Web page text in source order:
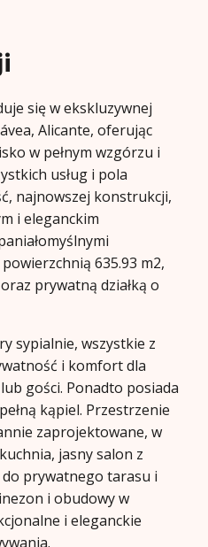
się w ekskluzywnej
Alicante, oferując
w pełnym wzgórzu i
usług i pola
najnowszej konstrukcji,
i eleganckim
635.93 m2,
prywatną działką o
sypialnie, wszystkie z
i komfort dla
gości. Ponadto posiada
kąpiel. Przestrzenie
zaprojektowane, w
jasny salon z
prywatnego tarasu i
i obudowy w
i eleganckie